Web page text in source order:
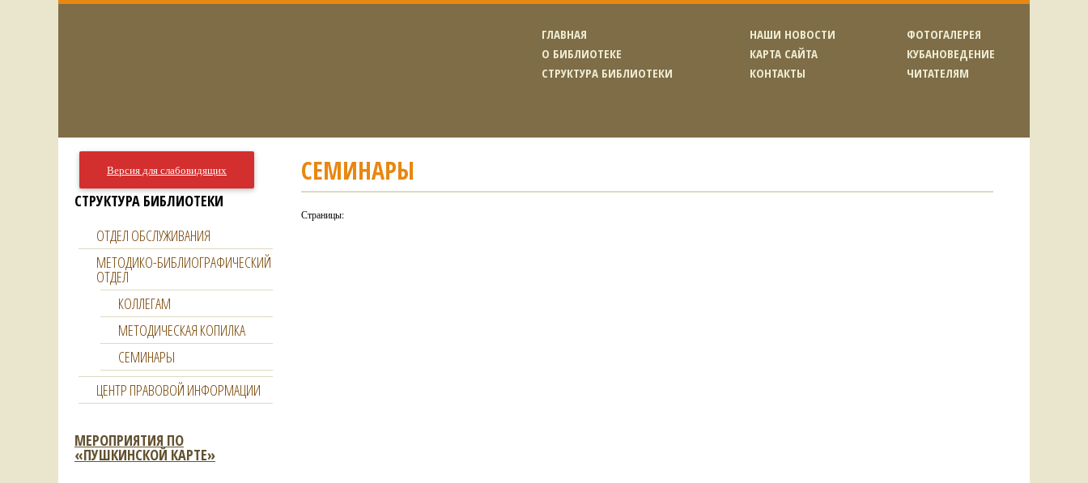
ГЛАВНАЯ
О БИБЛИОТЕКЕ
СТРУКТУРА БИБЛИОТЕКИ
НАШИ НОВОСТИ
КАРТА САЙТА
КОНТАКТЫ
ФОТОГАЛЕРЕЯ
КУБАНОВЕДЕНИЕ
ЧИТАТЕЛЯМ
СЕМИНАРЫ
Страницы:
Версия для слабовидящих
СТРУКТУРА БИБЛИОТЕКИ
ОТДЕЛ ОБСЛУЖИВАНИЯ
МЕТОДИКО-БИБЛИОГРАФИЧЕСКИЙ
ОТДЕЛ
КОЛЛЕГАМ
МЕТОДИЧЕСКАЯ КОПИЛКА
СЕМИНАРЫ
ЦЕНТР ПРАВОВОЙ ИНФОРМАЦИИ
МЕРОПРИЯТИЯ ПО
«ПУШКИНСКОЙ КАРТЕ»